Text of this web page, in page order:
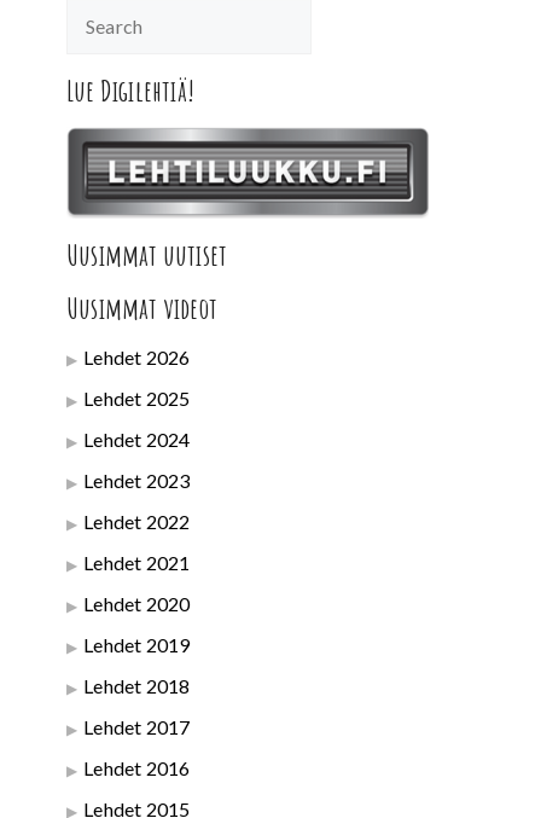
Lue Digilehtiä!
Uusimmat uutiset
Uusimmat videot
Lehdet 2026
Lehdet 2025
Lehdet 2024
Lehdet 2023
Lehdet 2022
Lehdet 2021
Lehdet 2020
Lehdet 2019
Lehdet 2018
Lehdet 2017
Lehdet 2016
Lehdet 2015